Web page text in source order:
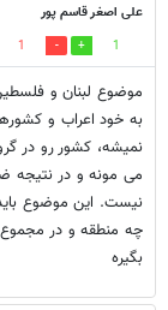
علی اصغر قاسم پور
1
1
موضوع لبنان و
به خود اعراب و
نمیشه، کشور رو در
می مونه و در نتیجه
نیست. این موضوع
چه منطقه و در
بگیره